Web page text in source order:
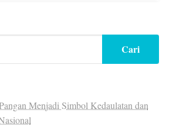
Cari
Menjadi Simbol Kedaulatan dan